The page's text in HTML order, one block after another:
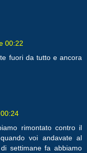
00:22
fuori da tutto e ancora
rimontato contro il
voi andavate al
settimane fa abbiamo